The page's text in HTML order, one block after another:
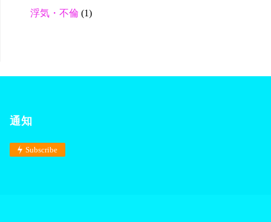
浮気・不倫 (1)
通知
Subscribe